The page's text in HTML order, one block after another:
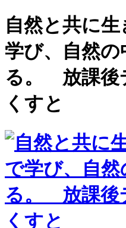
自然と共に
学び、自然
る。 放課後
くすと